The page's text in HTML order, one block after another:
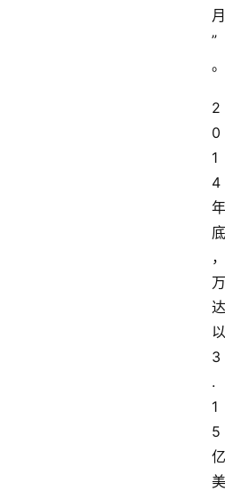
月
”
。
2
0
1
4
年
底
，
万
达
以
3
.
1
5
亿
美